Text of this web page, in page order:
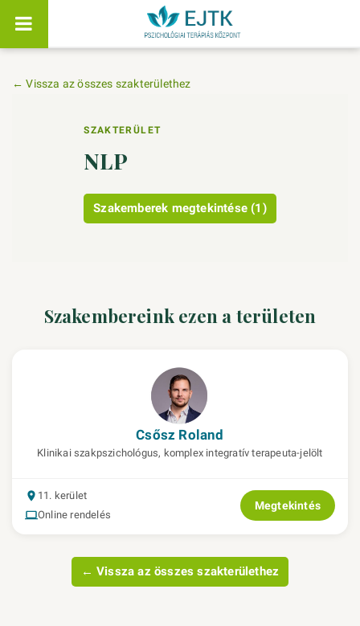
← Vissza az összes szakterülethez
SZAKTERÜLET
NLP
Szakemberek megtekintése (1)
Szakembereink ezen a területen
Csősz Roland
Klinikai szakpszichológus, komplex integratív terapeuta-jelölt
11. kerület
Online rendelés
Megtekintés
← Vissza az összes szakterülethez